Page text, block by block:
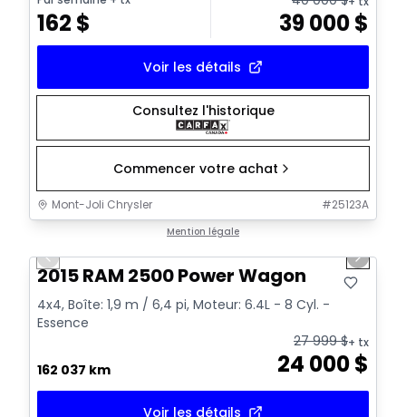
162 $ 39 000$
Voir les détails
Consultez l'historique
Commencer votre achat
Mont-Joli Chrysler #25123A
Mention légale
Vidéo disponible
Previous slide Next
2015 RAM 2500 Power Wagon
4x4, Boîte: 1,9 m / 6,4 pi, Moteur: 6.4L - 8 Cyl. -
Essence
162 037 km 24 000$
27 999$+ tx
Voir les détails